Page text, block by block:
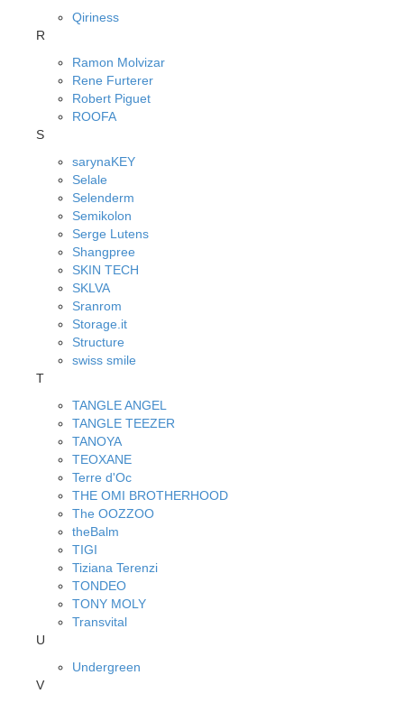
Qiriness
R
Ramon Molvizar
Rene Furterer
Robert Piguet
ROOFA
S
sarynaKEY
Selale
Selenderm
Semikolon
Serge Lutens
Shangpree
SKIN TECH
SKLVA
Sranrom
Storage.it
Structure
swiss smile
T
TANGLE ANGEL
TANGLE TEEZER
TANOYA
TEOXANE
Terre d'Oc
THE OMI BROTHERHOOD
The OOZZOO
theBalm
TIGI
Tiziana Terenzi
TONDEO
TONY MOLY
Transvital
U
Undergreen
V